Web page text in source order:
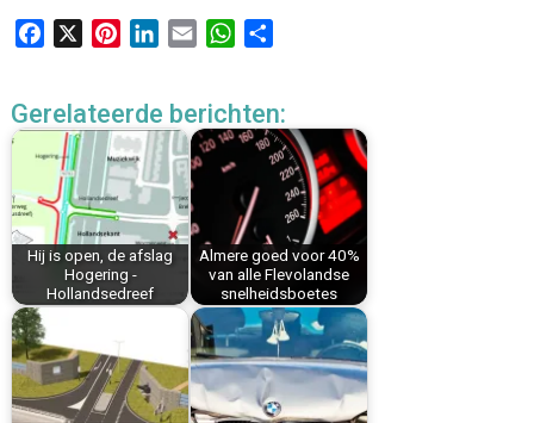
e
o
k
t
e
r
e
s
t
k
e
d
n
i
l
W
t
s
p
p
e
n
Gerelateerde berichten:
Hij is open, de afslag
Hogering -
Hollandsedreef
Almere goed voor 40%
van alle Flevolandse
snelheidsboetes